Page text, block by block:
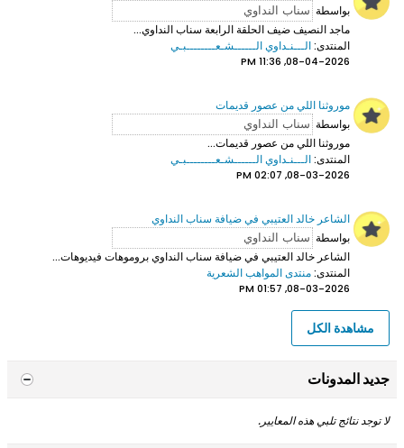
بواسطة
ماجد النصيف ضيف الحلقة الرابعة سناب النداوي...
المنتدى:الـــنـداوي الــــــشـعــــــــبـي
08-04-2026, 11:36 PM
موروثنا اللي من عصور قديمات
بواسطة
موروثنا اللي من عصور قديمات...
المنتدى:الـــنـداوي الــــــشـعــــــــبـي
08-03-2026, 02:07 PM
الشاعر خالد العتيبي في ضيافة سناب النداوي
بواسطة
الشاعر خالد العتيبي في ضيافة سناب النداوي بروموهات فيديوهات...
المنتدى:منتدى المواهب الشعرية
08-03-2026, 01:57 PM
مشاهدة الكل
جديد المدونات
لا توجد نتائج تلبي هذه المعايير.